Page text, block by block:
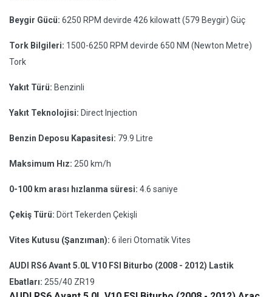
Beygir Gücü: 6250 RPM devirde 426 kilowatt (579 Beygir) Güç
Tork Bilgileri: 1500-6250 RPM devirde 650 NM (Newton Metre)
Tork
Yakıt Türü: Benzinli
Yakıt Teknolojisi: Direct Injection
Benzin Deposu Kapasitesi: 79.9 Litre
Maksimum Hız: 250 km/h
0-100 km arası hızlanma süresi: 4.6 saniye
Çekiş Türü: Dört Tekerden Çekişli
Vites Kutusu (Şanzıman): 6 ileri Otomatik Vites
AUDI RS6 Avant 5.0L V10 FSI Biturbo (2008 - 2012) Lastik
Ebatları: 255/40 ZR19